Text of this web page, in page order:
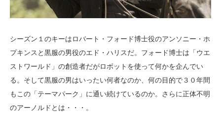
シーズン１のキーはロバート・フォード博士役のアンソニー・ホ
プキンスと黒服の男役のエド・ハリスだ。フォード博士は「ウエ
ストワールド」の創造者だがロボットを使って何かを企んでい
る。そして黒服の男はいったい何者なのか、何の目的で３０年間
もこの「テーマパーク」に通い続けているのか。さらに正体不明
のアーノルドとは・・・。